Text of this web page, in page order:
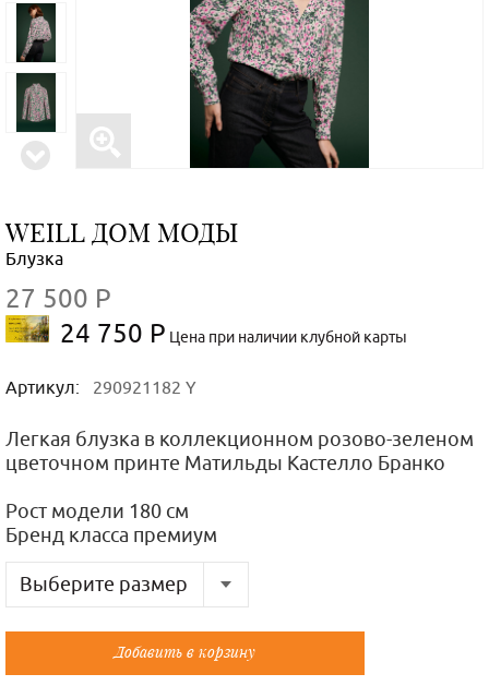
WEILL ДОМ МОДЫ
Блузка
27 500 Р
24 750 Р Цена при наличии клубной карты
Артикул: 290921182 Y
Легкая блузка в коллекционном розово-зеленом
цветочном принте Матильды Кастелло Бранко
Рост модели 180 см
Бренд класса премиум
Выберите размер
Русский
Французский
48
42/3
Добавить в корзину